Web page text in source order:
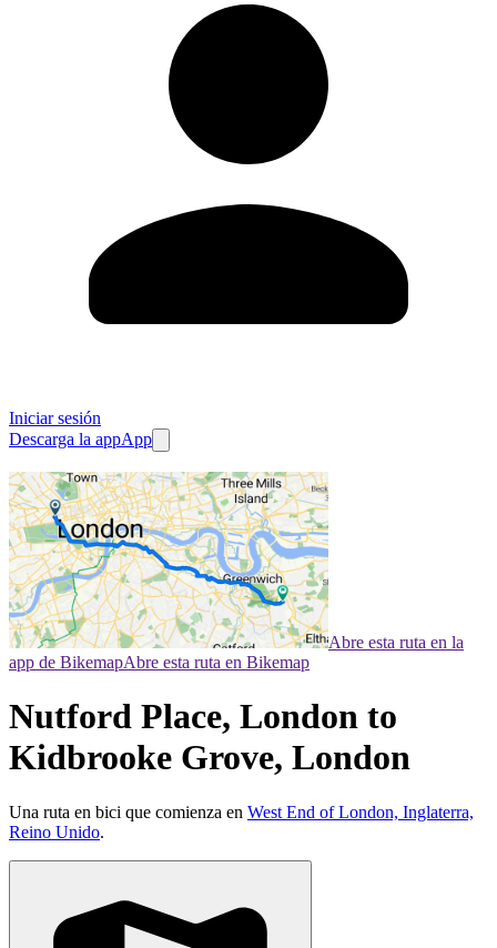
Iniciar sesión
Descarga la appApp
Abre esta ruta en la
app de BikemapAbre esta ruta en Bikemap
Nutford Place, London to
Kidbrooke Grove, London
Una ruta en bici que comienza en West End of London, Inglaterra,
Reino Unido.